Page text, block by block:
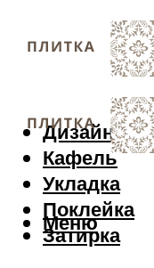
Дизайн
Кафель
Укладка
Поклейка
Затирка
Меню